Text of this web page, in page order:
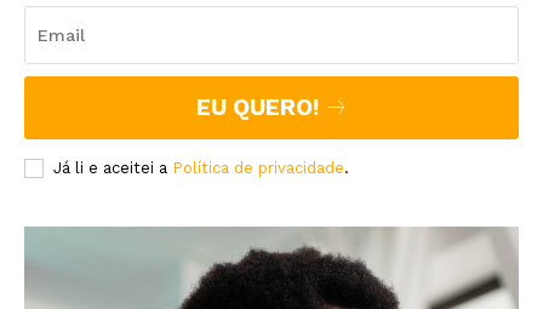
EU QUERO!
Já li e aceitei a Política de privacidade.